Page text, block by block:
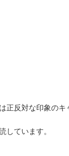
反対な印象のキ
しています。